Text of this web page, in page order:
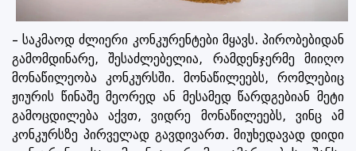
– საკმაოდ ძლიერი კონკურენტები მყავს. პირობებიდან
გამომდინარე, შესაძლებელია, რამდენჯერმე მიიღო
მონაწილეობა კონკურსში. მონაწილეებს, რომლებიც
ჟიურის წინაშე მეორედ ან მესამედ წარდგებიან მეტი
გამოცდილება აქვთ, ვიდრე მონაწილეებს, ვინც ამ
კონკურსზე პირველად გავდივართ. მიუხედავად დიდი